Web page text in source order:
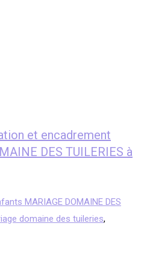
et encadrement
DES TUILERIES à
MARIAGE DOMAINE DES
domaine des tuileries,